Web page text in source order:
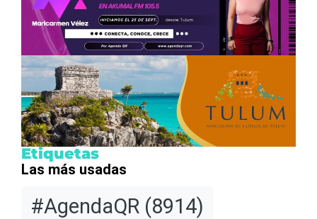
Etiquetas
Las más usadas
#AgendaQR (8914)